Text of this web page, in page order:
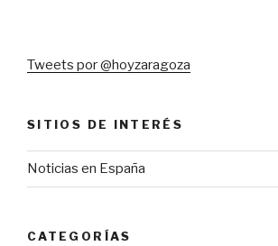
Tweets por @hoyzaragoza
SITIOS DE INTERÉS
Noticias en España
CATEGORÍAS